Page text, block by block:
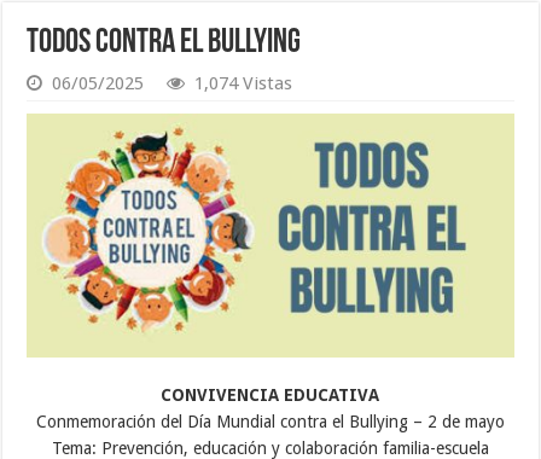
Todos Contra el Bullying
06/05/2025 1,074 Vistas
CONVIVENCIA EDUCATIVA
Conmemoración del Día Mundial contra el Bullying – 2 de mayo
Tema: Prevención, educación y colaboración familia-escuela